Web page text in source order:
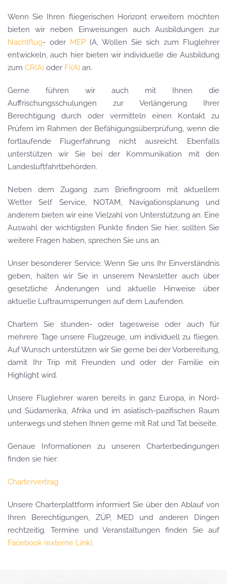
Wenn Sie Ihren fliegerischen Horizont erweitern möchten
bieten wir neben Einweisungen auch Ausbildungen zur
Nachtflug- oder MEP (A, Wollen Sie sich zum Fluglehrer
entwickeln, auch hier bieten wir individuelle die Ausbildung
zum CR(A) oder FI(A) an.
Gerne führen wir auch mit Ihnen die
Auffrischungsschulungen zur Verlängerung Ihrer
Berechtigung durch oder vermitteln einen Kontakt zu
Prüfern im Rahmen der Befähigungsüberprüfung, wenn die
fortlaufende Flugerfahrung nicht ausreicht. Ebenfalls
unterstützen wir Sie bei der Kommunikation mit den
Landesluftfahrtbehörden.
Neben dem Zugang zum Briefingroom mit aktuellem
Wetter Self Service, NOTAM, Navigationsplanung und
anderem bieten wir eine Vielzahl von Unterstützung an. Eine
Auswahl der wichtigsten Punkte finden Sie hier, sollten Sie
weitere Fragen haben, sprechen Sie uns an.
Unser besonderer Service: Wenn Sie uns Ihr Einverständnis
geben, halten wir Sie in unserem Newsletter auch über
gesetzliche Änderungen und aktuelle Hinweise über
aktuelle Luftraumsperrungen auf dem Laufenden.
Chartern Sie stunden- oder tagesweise oder auch für
mehrere Tage unsere Flugzeuge, um individuell zu fliegen.
Auf Wunsch unterstützen wir Sie gerne bei der Vorbereitung,
damit Ihr Trip mit Freunden und oder der Familie ein
Highlight wird.
Unsere Fluglehrer waren bereits in ganz Europa, in Nord-
und Südamerika, Afrika und im asiatisch-pazifischen Raum
unterwegs und stehen Ihnen gerne mit Rat und Tat beiseite.
Genaue Informationen zu unseren Charterbedingungen
finden sie hier:
Chartervertrag
Unsere Charterplattform informiert Sie über den Ablauf von
Ihren Berechtigungen, ZÜP, MED und anderen Dingen
rechtzeitig. Termine und Veranstaltungen finden Sie auf
Facebook (externe Link).